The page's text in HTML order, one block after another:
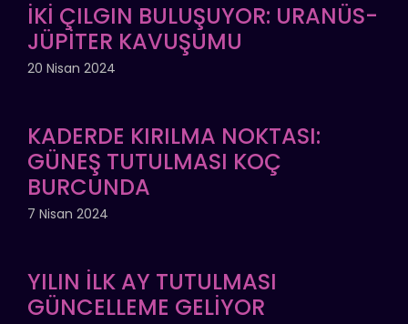
İKİ ÇILGIN BULUŞUYOR: URANÜS-
JÜPİTER KAVUŞUMU
20 Nisan 2024
KADERDE KIRILMA NOKTASI:
GÜNEŞ TUTULMASI KOÇ
BURCUNDA
7 Nisan 2024
YILIN İLK AY TUTULMASI
GÜNCELLEME GELİYOR